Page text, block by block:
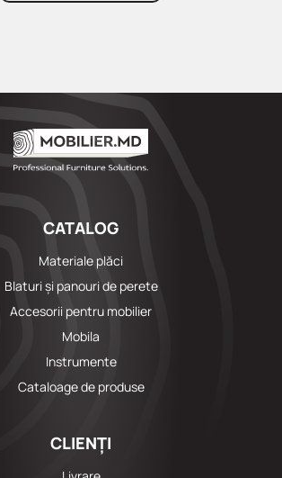
CATALOG
Materiale plăci
Blaturi și panouri de perete
Accesorii pentru mobilier
Mobila
Instrumente
Cataloage de produse
CLIENȚI